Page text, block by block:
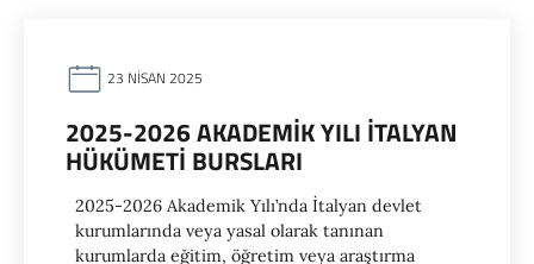
23 NISAN 2025
2025-2026 AKADEMIK YILI İTALYAN
HÜKÜMETI BURSLARI
2025-2026 Akademik Yılı’nda İtalyan devlet
kurumlarında veya yasal olarak tanınan
kurumlarda eğitim, öğretim veya araştırma